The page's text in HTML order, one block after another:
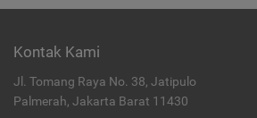
Kontak Kami
Jl. Tomang Raya No. 38, Jatipulo
Palmerah, Jakarta Barat 11430